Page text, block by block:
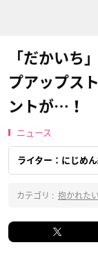
「だかいち
プアップス
ントが…！
ニュース
ライター：にじめ
カテゴリ : 抱かれた